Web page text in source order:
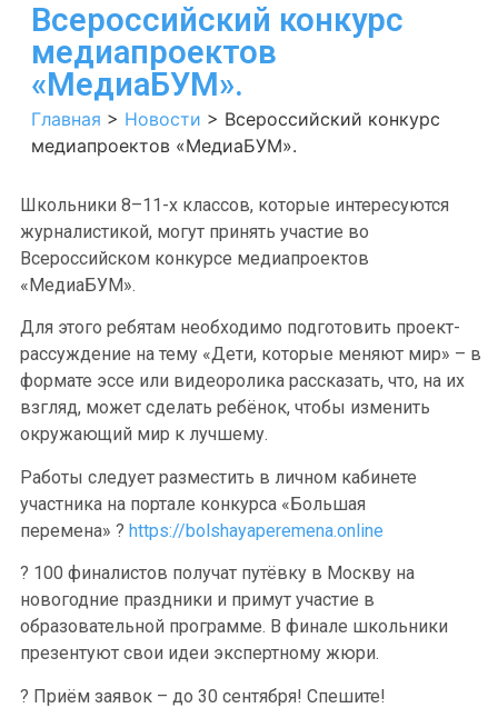
Всероссийский конкурс
медиапроектов
«МедиаБУМ».
Главная > Новости > Всероссийский конкурс
медиапроектов «МедиаБУМ».
Школьники 8–11-х классов, которые интересуются
журналистикой, могут принять участие во
Всероссийском конкурсе медиапроектов
«МедиаБУМ».
Для этого ребятам необходимо подготовить проект-
рассуждение на тему «Дети, которые меняют мир» – в
формате эссе или видеоролика рассказать, что, на их
взгляд, может сделать ребёнок, чтобы изменить
окружающий мир к лучшему.
Работы следует разместить в личном кабинете
участника на портале конкурса «Большая
перемена» ? https://bolshayaperemena.online
? 100 финалистов получат путёвку в Москву на
новогодние праздники и примут участие в
образовательной программе. В финале школьники
презентуют свои идеи экспертному жюри.
? Приём заявок – до 30 сентября! Спешите!